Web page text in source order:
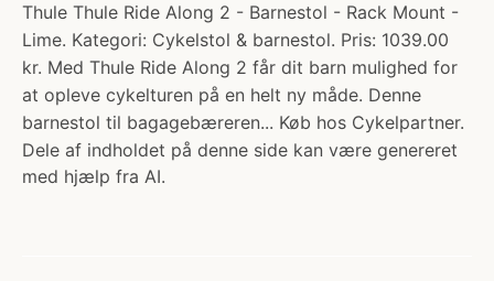
Thule Thule Ride Along 2 - Barnestol - Rack Mount -
Lime. Kategori: Cykelstol & barnestol. Pris: 1039.00
kr. Med Thule Ride Along 2 får dit barn mulighed for
at opleve cykelturen på en helt ny måde. Denne
barnestol til bagagebæreren... Køb hos Cykelpartner.
Dele af indholdet på denne side kan være genereret
med hjælp fra AI.